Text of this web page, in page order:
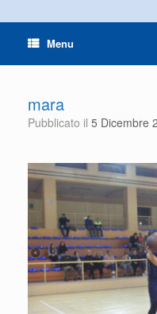
Menu
mara
Pubblicato il 5 Dicembre